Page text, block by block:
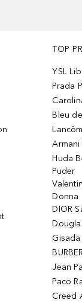
TOP
YSL
Prada
Bleu
Huda
Puder
Donna
DIOR
Jean
Paco
Creed